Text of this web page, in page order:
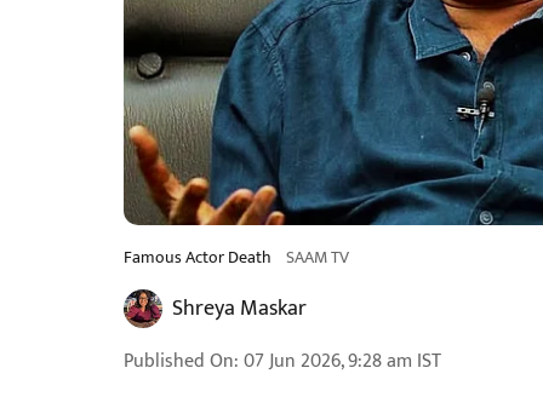
Famous Actor Death SAAM TV
Shreya Maskar
Published On:07 Jun 2026, 9:28 am IST